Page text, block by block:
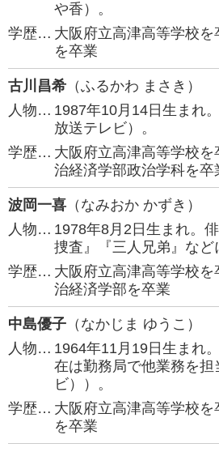
や香）。
学歴… 大阪府立高津高等学校
を卒業
古川昌希 （ふるかわ まさき）
人物… 1987年10月14日生まれ
放送テレビ）。
学歴… 大阪府立高津高等学校
治経済学部政治学科を卒
波岡一喜 （なみおか かずき）
人物… 1978年8月2日生まれ。
捜査』『三人兄弟』など
学歴… 大阪府立高津高等学校
治経済学部を卒業
中島優子 （なかじま ゆうこ）
人物… 1964年11月19日生まれ
在は勤務局で他業務を担
ビ））。
学歴… 大阪府立高津高等学校
を卒業